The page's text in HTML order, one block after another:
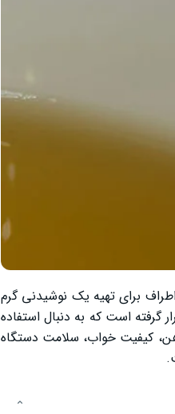
برای تهیه یک نوشیدنی گرم
گرفته است که به دنبال استفاده
کیفیت خواب، سلامت دستگاه